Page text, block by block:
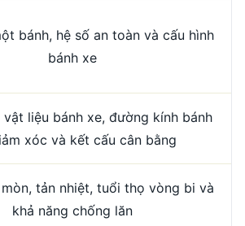
bánh, hệ số an toàn và cấu hình
bánh xe
vật liệu bánh xe, đường kính bánh
xóc và kết cấu cân bằng
tản nhiệt, tuổi thọ vòng bi và
khả năng chống lăn